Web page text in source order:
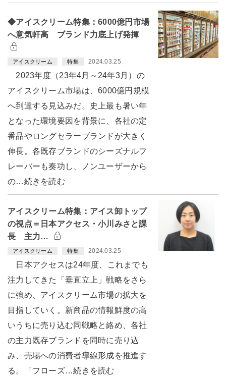
◆アイスクリーム特集：6000億円市場
へ意気軒高 ブランド力底上げ発揮
アイスクリーム 特集 2024.03.25
2023年度（23年4月～24年3月）の
アイスクリーム市場は、6000億円規模
へ到達する見込みだ。史上最も暑い年
となった環境要因を背景に、各社の定
番品やロングセラーブランドが大きく
伸長。各既存ブランドのシーズナルフ
レーバーも奏功し、ノンユーザーから
の…続きを読む
アイスクリーム特集：アイス卸トップ
の視点＝日本アクセス・小川みさと課
長 主力…
アイスクリーム 特集 2024.03.25
日本アクセスは24年度、これまでも
注力してきた「垂直立上」戦略をさら
に強め、アイスクリーム市場の拡大を
目指していく。新商品の情報鮮度の高
いうちに売り込む同戦略と絡め、各社
の主力既存ブランドを同時に売り込
み、売場への消費者導線形成を推進す
る。「フローズ…続きを読む